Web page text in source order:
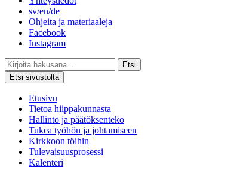
sv/en/de
Ohjeita ja materiaaleja
Facebook
Instagram
Etsi
Etsi sivustolta
Etusivu
Tietoa hiippakunnasta
Hallinto ja päätöksenteko
Tukea työhön ja johtamiseen
Kirkkoon töihin
Tulevaisuusprosessi
Kalenteri